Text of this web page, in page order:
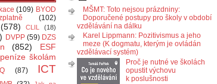
(109) BYOD
(102)
(578) CLIL (18)
DVPP (59) DZS
(852)
ESF
školám
(87)
ICT
MŠMT: Toto nejsou prázdniny:
Doporučené postupy pro školy v období
vzdělávání na dálku
Karel Lippmann: Pozitivismus a jeho
meze (K dogmatu, kterým je ovládán
vzdělávací systém)
Proč je nutné ve školách
opustit výchovu
k poslušnosti